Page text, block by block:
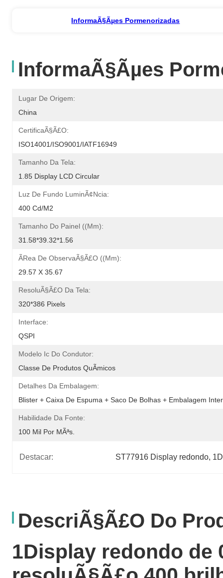
InformaÃ§Ãµes Pormenorizadas
InformaÃ§Ãµes
Lugar De Origem:
China
CertificaÃ§Ã£o:
ISO14001/ISO9001/IATF16949
Tamanho Da Tela:
1.85 Display LCD Circular
Luz De Fundo LuminÃ¢ncia:
400 Cd/m2
Tamanho Do Painel ((mm):
31.58*39.32*1.56
Ãrea De ObservaÃ§Ã£o ((mm):
29.57 X 35.67
ResoluÃ§Ã£o Da Tela:
320*386 Pixels
Interface:
QSPI
Modelo Ic Do Condutor:
Classe De Produtos QuÃ­micos
Detalhes Da Embalagem:
Blister + Caixa De Espuma + Saco De Bolhas + Embalagem
Habilidade Da Fonte:
100 Mil Por MÃªs.
Destacar: ST77916 Display redondo,
DescriÃ§Ã£o Do
1Display redondo de